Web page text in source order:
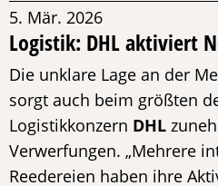
5. Mär. 2026
Logistik: DHL aktiviert
Die unklare Lage an der
sorgt auch beim größten
Logistikkonzern DHL
Verwerfungen. „Mehrere
Reedereien haben ihre